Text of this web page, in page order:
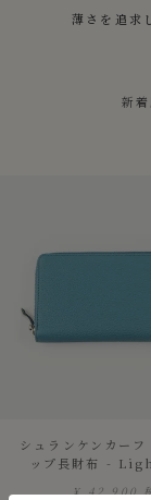
薄さを追求
新
シュランケンカー
ップ長財布 -
¥ 42,900